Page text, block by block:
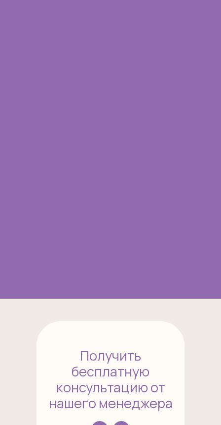
Получить
бесплатную
консультацию от
нашего менеджера